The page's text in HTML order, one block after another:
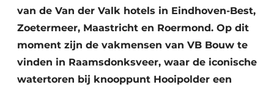
van de Van der Valk hotels in Eindhoven-Best,
Zoetermeer, Maastricht en Roermond. Op dit
moment zijn de vakmensen van VB Bouw te
vinden in Raamsdonksveer, waar de iconische
watertoren bij knooppunt Hooipolder een